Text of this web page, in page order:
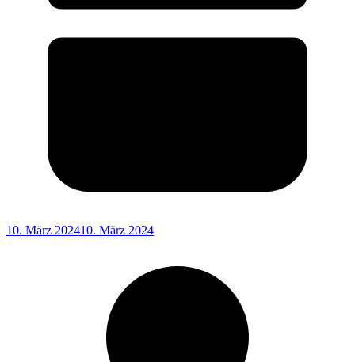
10. März 202410. März 2024